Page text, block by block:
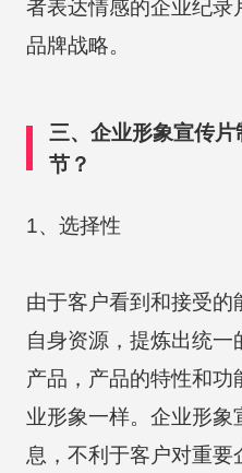
者表达情感的企业纪录
品牌战略。
三、企业形象宣传
节？
1、选择性
由于客户看到和接受的
自身资源，提炼出统一
产品，产品的特性和功
业形象一样。企业形
息，不利于客户对重